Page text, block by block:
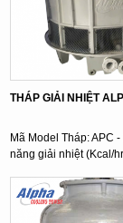
THÁP GIẢI NHIỆT
Mã Model Tháp: APC
năng giải nhiệt (Kcal/